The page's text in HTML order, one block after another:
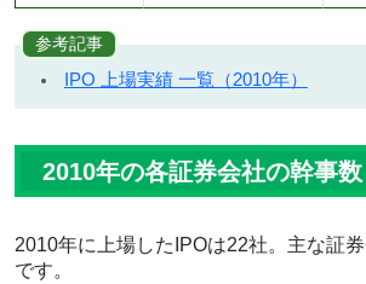
参考記事
IPO 上場実績 一覧（2010年）
2010年の各証券会社の幹事数
2010年に上場したIPOは22社。主な証
です。